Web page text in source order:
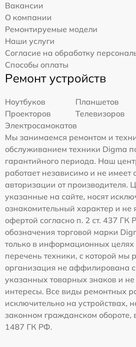
Вакансии
О компании
Ремонтируемые модели
Наши услуги
Согласие на обработку
Способы оплаты
Ремонт устройств
Ноутбуков
Планшетов
Проекторов
Телевизоров
Электросамокатов
Мы занимаемся ремонтом и
обслуживанием техники Digma
гарантийного периода. Наш
работает независимо и не
авторизации от производителя.
указанные на сайте, носят
ознакомительный характер и не
офертой согласно п. 2 ст. 437 ГК
обозначения торговой марки
только в информационных
перечень техники, с которой мы
организация не аффилирована
указанных товарных знаков и не
интересы. Все виды ремонтных
исключительно на устройствах,
законном гражданском обороте, в
1487 ГК РФ.